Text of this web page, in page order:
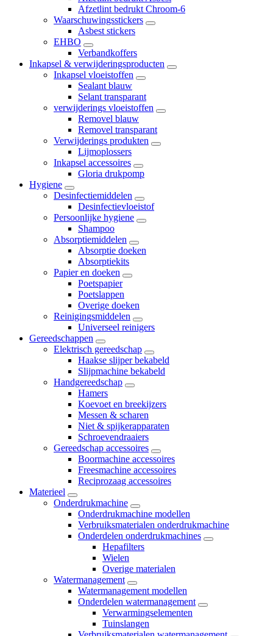
Afzetlint bedrukt Chroom-6
Waarschuwingsstickers
Asbest stickers
EHBO
Verbandkoffers
Inkapsel & verwijderingsproducten
Inkapsel vloeistoffen
Sealant blauw
Selant transparant
verwijderings vloeistoffen
Removel blauw
Removel transparant
Verwijderings produkten
Lijmoplossers
Inkapsel accessoires
Gloria drukpomp
Hygiene
Desinfectiemiddelen
Desinfectievloeistof
Persoonlijke hygiene
Shampoo
Absorptiemiddelen
Absorptie doeken
Absorptiekits
Papier en doeken
Poetspapier
Poetslappen
Overige doeken
Reinigingsmiddelen
Universeel reinigers
Gereedschappen
Elektrisch gereedschap
Haakse slijper bekabeld
Slijpmachine bekabeld
Handgereedschap
Hamers
Koevoet en breekijzers
Messen & scharen
Niet & spijkerapparaten
Schroevendraaiers
Gereedschap accessoires
Boormachine accessoires
Freesmachine accessoires
Reciprozaag accessoires
Materieel
Onderdrukmachine
Onderdrukmachine modellen
Verbruiksmaterialen onderdrukmachine
Onderdelen onderdrukmachines
Hepafilters
Wielen
Overige materialen
Watermanagement
Watermanagement modellen
Onderdelen watermanagement
Verwarmingselementen
Tuinslangen